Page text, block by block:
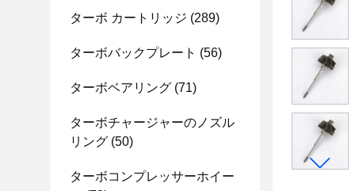
ターボ カートリッジ (289)
ターボバックプレート (56)
ターボベアリング (71)
ターボチャージャーのノズル
リング (50)
ターボコンプレッサーホイー